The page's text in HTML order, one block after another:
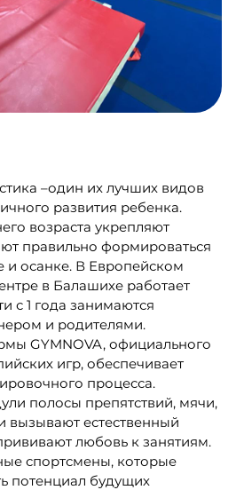
–один их лучших видов
развития ребенка.
возраста укрепляют
правильно формироваться
осанке. В Европейском
в Балашихе работает
с 1 года занимаются
и родителями.
GYMNOVA, официального
игр, обеспечивает
процесса.
полосы препятствий, мячи,
вызывают естественный
любовь к занятиям.
спортсмены, которые
потенциал будущих